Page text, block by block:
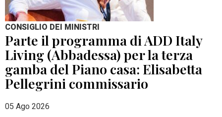
CONSIGLIO DEI MINISTRI
Parte il programma di ADD Italy
Living (Abbadessa) per la terza
gamba del Piano casa: Elisabetta
Pellegrini commissario
05 Ago 2026